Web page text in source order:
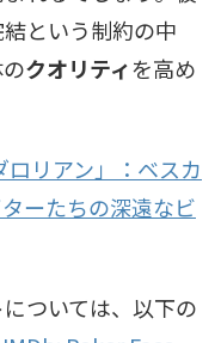
という制約の中
クオリティを高め
ロリアン」：ベスカ
ーたちの深遠なビ
ついては、以下の